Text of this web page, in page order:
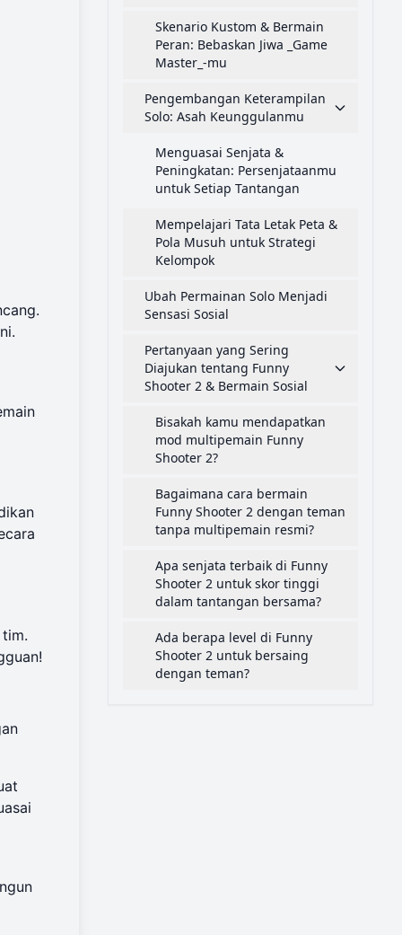
Skenario Kustom & Bermain
Peran: Bebaskan Jiwa _Game
Master_-mu
Pengembangan Keterampilan
Solo: Asah Keunggulanmu
Menguasai Senjata &
Peningkatan: Persenjataanmu
untuk Setiap Tantangan
Mempelajari Tata Letak Peta &
Pola Musuh untuk Strategi
Kelompok
Ubah Permainan Solo Menjadi
Sensasi Sosial
Pertanyaan yang Sering
Diajukan tentang Funny
Shooter 2 & Bermain Sosial
Bisakah kamu mendapatkan
mod multipemain Funny
Shooter 2?
Bagaimana cara bermain
Funny Shooter 2 dengan teman
tanpa multipemain resmi?
Apa senjata terbaik di Funny
Shooter 2 untuk skor tinggi
dalam tantangan bersama?
Ada berapa level di Funny
Shooter 2 untuk bersaing
dengan teman?